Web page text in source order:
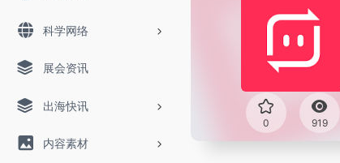
科学网络
展会资讯
出海快讯
内容素材
0 919